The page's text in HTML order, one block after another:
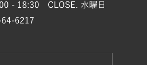
- 18:30 CLOSE. 水曜日
6217